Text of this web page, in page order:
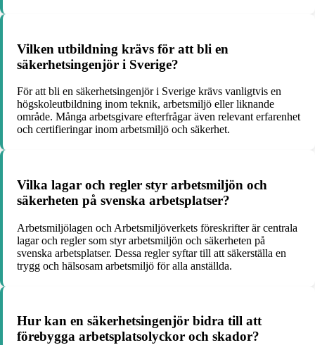
Vilken utbildning krävs för att bli en
säkerhetsingenjör i Sverige?
För att bli en säkerhetsingenjör i Sverige krävs vanligtvis en
högskoleutbildning inom teknik, arbetsmiljö eller liknande
område. Många arbetsgivare efterfrågar även relevant erfarenhet
och certifieringar inom arbetsmiljö och säkerhet.
Vilka lagar och regler styr arbetsmiljön och
säkerheten på svenska arbetsplatser?
Arbetsmiljölagen och Arbetsmiljöverkets föreskrifter är centrala
lagar och regler som styr arbetsmiljön och säkerheten på
svenska arbetsplatser. Dessa regler syftar till att säkerställa en
trygg och hälsosam arbetsmiljö för alla anställda.
Hur kan en säkerhetsingenjör bidra till att
förebygga arbetsplatsolyckor och skador?